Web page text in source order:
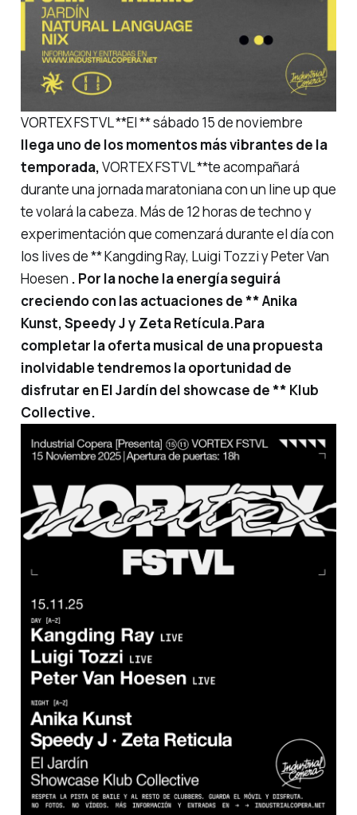
VORTEX FSTVL **El ** sábado 15 de noviembre
llega uno de los momentos más vibrantes de la
temporada,VORTEX FSTVL **te acompañará
durante una jornada maratoniana con un line up que
te volará la cabeza. Más de 12 horas de techno y
experimentación que comenzará durante el día con
los lives de ** Kangding Ray, Luigi Tozzi y Peter Van
Hoesen . Por la noche la energía seguirá
creciendo con las actuaciones de ** Anika
Kunst, Speedy J y Zeta Retícula.Para
completar la oferta musical de una propuesta
inolvidable tendremos la oportunidad de
disfrutar en El Jardín del showcase de ** Klub
Collective.